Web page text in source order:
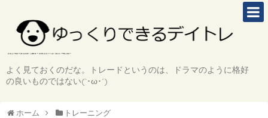
よく見ておくのだな。トレードというのは、ドラマのように格好
の良いものではない(`･ω･´)
ホーム トレーニング